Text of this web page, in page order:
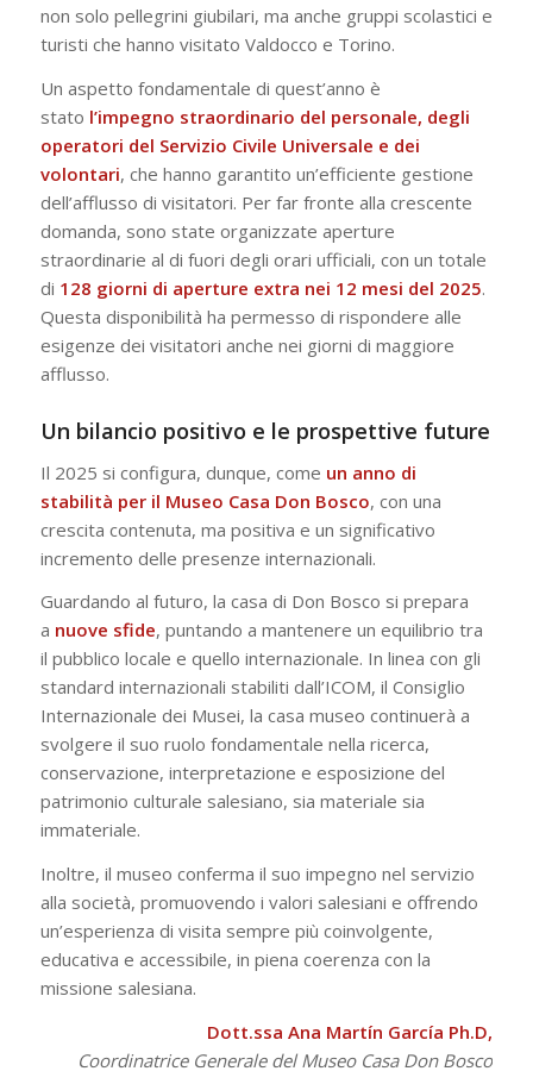
non solo pellegrini giubilari, ma anche gruppi scolastici e
turisti che hanno visitato Valdocco e Torino.
Un aspetto fondamentale di quest’anno è
stato l’impegno straordinario del personale, degli
operatori del Servizio Civile Universale e dei
volontari, che hanno garantito un’efficiente gestione
dell’afflusso di visitatori. Per far fronte alla crescente
domanda, sono state organizzate aperture
straordinarie al di fuori degli orari ufficiali, con un totale
di 128 giorni di aperture extra nei 12 mesi del 2025.
Questa disponibilità ha permesso di rispondere alle
esigenze dei visitatori anche nei giorni di maggiore
afflusso.
Un bilancio positivo e le prospettive future
Il 2025 si configura, dunque, come un anno di
stabilità per il Museo Casa Don Bosco, con una
crescita contenuta, ma positiva e un significativo
incremento delle presenze internazionali.
Guardando al futuro, la casa di Don Bosco si prepara
a nuove sfide, puntando a mantenere un equilibrio tra
il pubblico locale e quello internazionale. In linea con gli
standard internazionali stabiliti dall’ICOM, il Consiglio
Internazionale dei Musei, la casa museo continuerà a
svolgere il suo ruolo fondamentale nella ricerca,
conservazione, interpretazione e esposizione del
patrimonio culturale salesiano, sia materiale sia
immateriale.
Inoltre, il museo conferma il suo impegno nel servizio
alla società, promuovendo i valori salesiani e offrendo
un’esperienza di visita sempre più coinvolgente,
educativa e accessibile, in piena coerenza con la
missione salesiana.
Dott.ssa Ana Martín García Ph.D,
Coordinatrice Generale del Museo Casa Don Bosco